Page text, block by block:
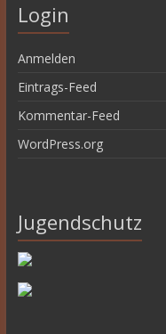
Login
Anmelden
Eintrags-Feed
Kommentar-Feed
WordPress.org
Jugendschutz